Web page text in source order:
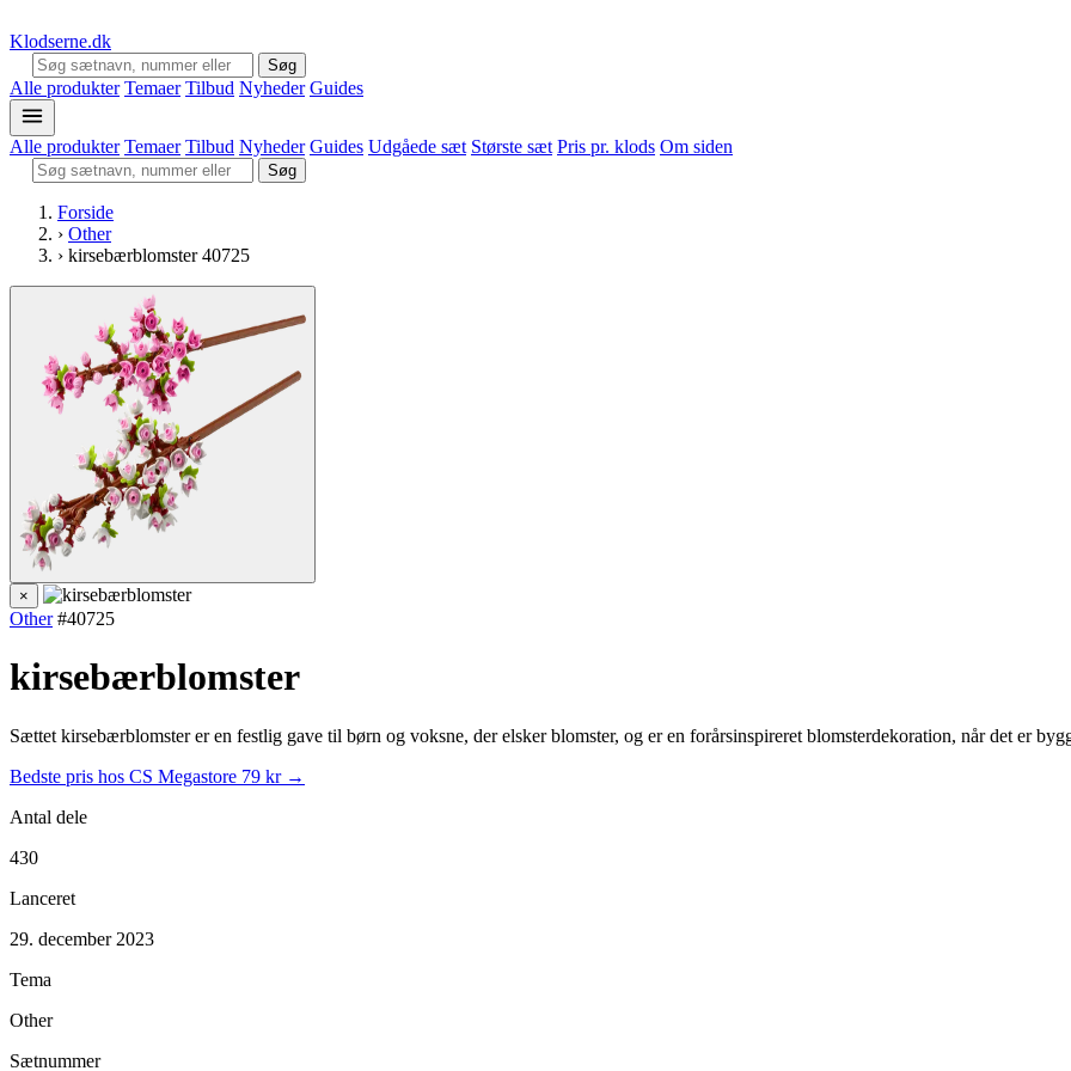
Klodserne.dk
Søg
Alle produkter Temaer Tilbud Nyheder Guides
Alle produkter Temaer Tilbud Nyheder Guides Udgåede sæt Største sæt Pris pr. klods Om siden
Søg
Forside
› Other
› kirsebærblomster 40725
×
Other #40725
kirsebærblomster
Sættet kirsebærblomster er en festlig gave til børn og voksne, der elsker blomster, og er en forårsinspireret blomsterdekoration, når det er
Bedste pris hos CS Megastore 79 kr →
Antal dele
430
Lanceret
29. december 2023
Tema
Other
Sætnummer